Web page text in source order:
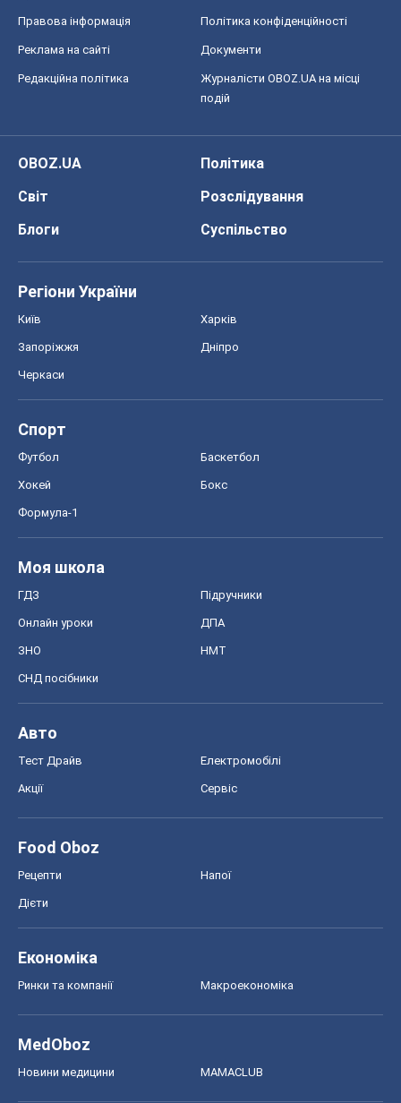
Правова інформація Політика конфіденційності
Реклама на сайті Документи
Редакційна політика
Журналісти OBOZ.UA на місці
подій
OBOZ.UA
Політика
Світ
Розслідування
Блоги
Суспільство
Регіони України
Київ Харків
Запоріжжя Дніпро
Черкаси
Спорт
Футбол Баскетбол
Хокей Бокс
Формула-1
Моя школа
ГДЗ Підручники
Онлайн уроки ДПА
ЗНО НМТ
СНД посібники
Авто
Тест Драйв Електромобілі
Акції Сервіс
Food Oboz
Рецепти Напої
Дієти
Економіка
Ринки та компанії Макроекономіка
MedOboz
Новини медицини MAMACLUB